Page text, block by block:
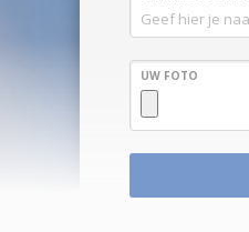
UW FOTO